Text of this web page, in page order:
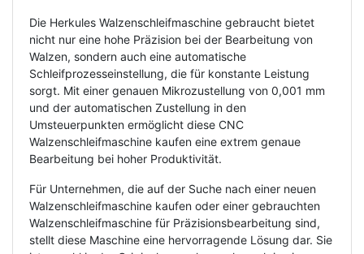
Die Herkules Walzenschleifmaschine gebraucht bietet
nicht nur eine hohe Präzision bei der Bearbeitung von
Walzen, sondern auch eine automatische
Schleifprozesseinstellung, die für konstante Leistung
sorgt. Mit einer genauen Mikrozustellung von 0,001 mm
und der automatischen Zustellung in den
Umsteuerpunkten ermöglicht diese CNC
Walzenschleifmaschine kaufen eine extrem genaue
Bearbeitung bei hoher Produktivität.
Für Unternehmen, die auf der Suche nach einer neuen
Walzenschleifmaschine kaufen oder einer gebrauchten
Walzenschleifmaschine für Präzisionsbearbeitung sind,
stellt diese Maschine eine hervorragende Lösung dar. Sie